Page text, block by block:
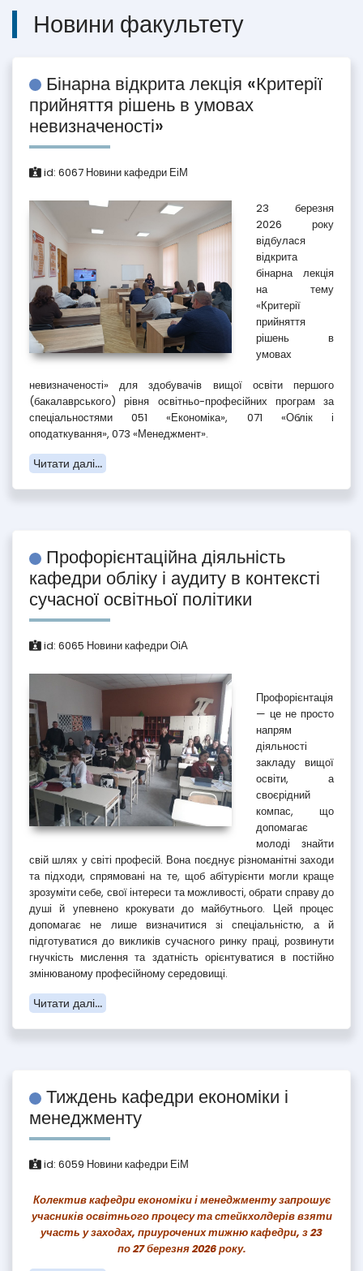
Новини факультету
Бінарна відкрита лекція «Критерії
прийняття рішень в умовах
невизначеності»
id: 6067 Новини кафедри ЕіМ
23 березня
2026 року
відбулася
відкрита
бінарна лекція
на тему
«Критерії
прийняття
рішень в
умовах
невизначеності» для здобувачів вищої освіти першого
(бакалаврського) рівня освітньо-професійних програм за
спеціальностями 051 «Економіка», 071 «Облік і
оподаткування», 073 «Менеджмент».
Читати далі...
Профорієнтаційна діяльність
кафедри обліку і аудиту в контексті
сучасної освітньої політики
id: 6065 Новини кафедри ОіА
Профорієнтація
— це не просто
напрям
діяльності
закладу вищої
освіти, а
своєрідний
компас, що
допомагає
молоді знайти
свій шлях у світі професій. Вона поєднує різноманітні заходи
та підходи, спрямовані на те, щоб абітурієнти могли краще
зрозуміти себе, свої інтереси та можливості, обрати справу до
душі й упевнено крокувати до майбутнього. Цей процес
допомагає не лише визначитися зі спеціальністю, а й
підготуватися до викликів сучасного ринку праці, розвинути
гнучкість мислення та здатність орієнтуватися в постійно
змінюваному професійному середовищі.
Читати далі...
Тиждень кафедри економіки і
менеджменту
id: 6059 Новини кафедри ЕіМ
Колектив кафедри економіки і менеджменту запрошує
учасників освітнього процесу та стейкхолдерів взяти
участь у заходах, приурочених тижню кафедри, з 23
по 27 березня 2026 року.